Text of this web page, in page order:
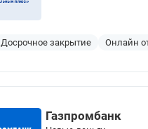
Досрочное закрытие Онлайн
Газпромбанк